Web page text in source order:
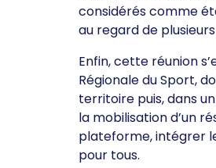
considérés comme
au regard de
Enfin, cette réunion
Régionale du Sport,
territoire puis, dans
la mobilisation d’un
plateforme, intégrer
pour tous.